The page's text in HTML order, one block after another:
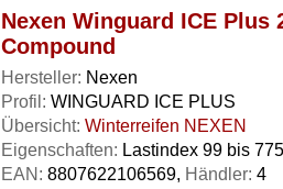
Nexen Winguard ICE Plus
Compound
Hersteller: Nexen
Profil: WINGUARD ICE PLUS
Übersicht: Winterreifen NEXEN
Eigenschaften: Lastindex 99 bis
EAN: 8807622106569, Händler: 4